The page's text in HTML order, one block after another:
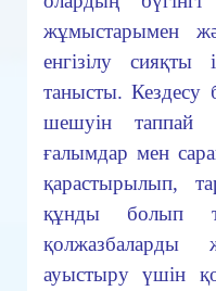
жұмыстарымен
енгізілу сияқты
танысты. Кездесу
шешуін таппай
ғалымдар мен
қарастырылып,
құнды болып
қолжазбаларды
ауыстыру үшін